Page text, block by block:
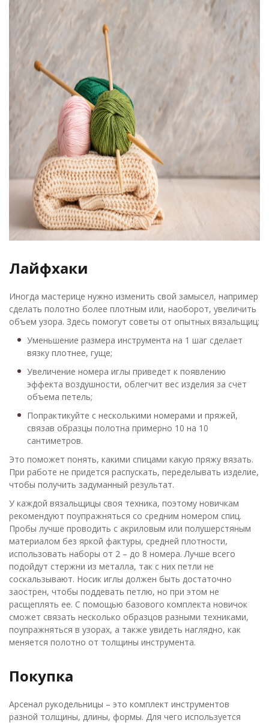
Лайфхаки
Иногда мастерице нужно изменить свой замысел, например
сделать полотно более плотным или, наоборот, увеличить
объем узора. Здесь помогут советы от опытных вязальщиц:
Уменьшение размера инструмента на 1 шаг сделает
вязку плотнее, гуще;
Увеличение номера иглы приведет к появлению
эффекта воздушности, облегчит вес изделия за счет
объема петель;
Попрактикуйте с несколькими номерами и пряжей,
связав образцы полотна примерно 10 на 10
сантиметров.
Это поможет понять, какими спицами какую пряжу вязать.
При работе не придется распускать, переделывать изделие,
чтобы получить задуманный результат.
У каждой вязальщицы своя техника, поэтому новичкам
рекомендуют поупражняться со средним номером спиц.
Пробы лучше проводить с акриловым или полушерстяным
материалом без яркой фактуры, средней плотности,
использовать наборы от 2 – до 8 номера. Лучше всего
подойдут стержни из металла, так с них петли не
соскальзывают. Носик иглы должен быть достаточно
заострен, чтобы поддевать петлю, но при этом не
расщеплять ее. С помощью базового комплекта новичок
сможет связать несколько образцов разными техниками,
поупражняться в узорах, а также увидеть наглядно, как
меняется полотно от толщины инструмента.
Покупка
Арсенал рукодельницы – это комплект инструментов
разной толщины, длины, формы. Для чего используется